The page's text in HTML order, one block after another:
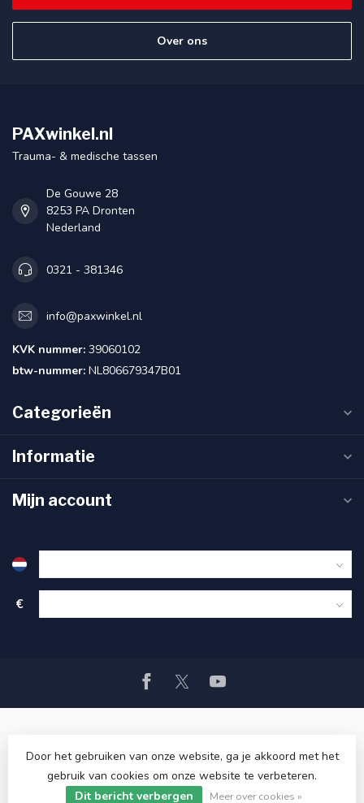
Over ons
PAXwinkel.nl
Trauma- & medische tassen
De Gouwe 28
8253 PA Dronten
Nederland
0321 - 381346
info@paxwinkel.nl
KVK nummer: 39060102
btw-nummer: NL806679347B01
Categorieën
Informatie
Mijn account
€
© Copyright 2026 PAXwinkel.nl- Powered byLightspeed-
Lightspeed designby Dyvelopment
Door het gebruiken van onze website, ga je akkoord met het
gebruik van cookies om onze website te verbeteren.
Dit bericht verbergen
Meer over cookies »